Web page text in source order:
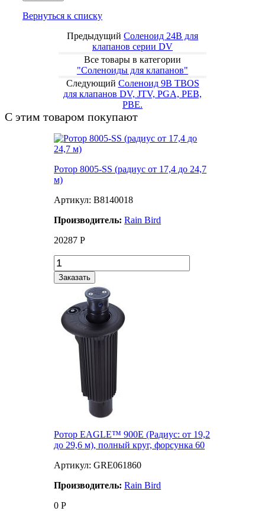
Вернуться к списку
Предыдущий Соленоид 24В для
клапанов серии DV
Все товары в категории
"Соленоиды для клапанов"
Следующий Соленоид 9В TBOS
для клапанов DV, JTV, PGA, PEB,
PBE.
С этим товаром покупают
Ротор 8005-SS (радиус от 17,4 до 24,7
м)
Артикул: B8140018
Производитель:Rain Bird
20287 Р
Заказать
Ротор EAGLE™ 900E (Радиус: от 19,2
до 29,6 м), полный круг, форсунка 60
Артикул: GRE061860
Производитель:Rain Bird
0 Р